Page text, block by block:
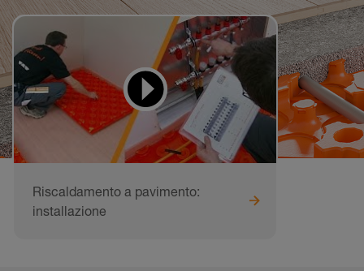
Video didattici
da imitare
Riscaldamento a pavimento:
installazione